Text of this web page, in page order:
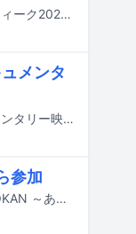
9月19、20日に東京・東京オーヴァル京王閣にて音楽フェスティバル「パンと音楽とアンティーク2026秋」が開催される。
メンタ
BOOM BOOM SATELLITESの川島道行（Vo, G）の10周忌を今年迎えるにあたり、ドキュメンタリー映像作品の制作に向けたクラウドファンディングがCAMPFIREでスタートした。
参加
Original Loveが11月23日に東京・日本武道館で行うワンマンライブ「SOUL POWER BUDOKAN ～あれから、そしてこれから～ Dancin'- The 35th Anniversary Live」の出演者が発表された。